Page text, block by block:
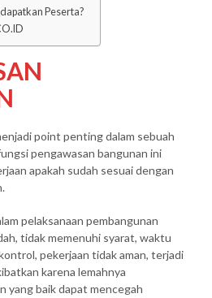
Peserta?
point penting dalam sebuah
pengawasan bangunan ini
apakah sudah sesuai dengan
pelaksanaan pembangunan
tidak memenuhi syarat, waktu
pekerjaan tidak aman, terjadi
karena lemahnya
yang baik dapat mencegah